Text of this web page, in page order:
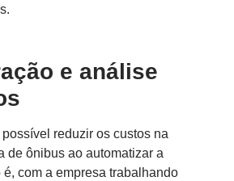
e análise
possível reduzir os custos na
de ônibus ao automatizar a
é, com a empresa trabalhando